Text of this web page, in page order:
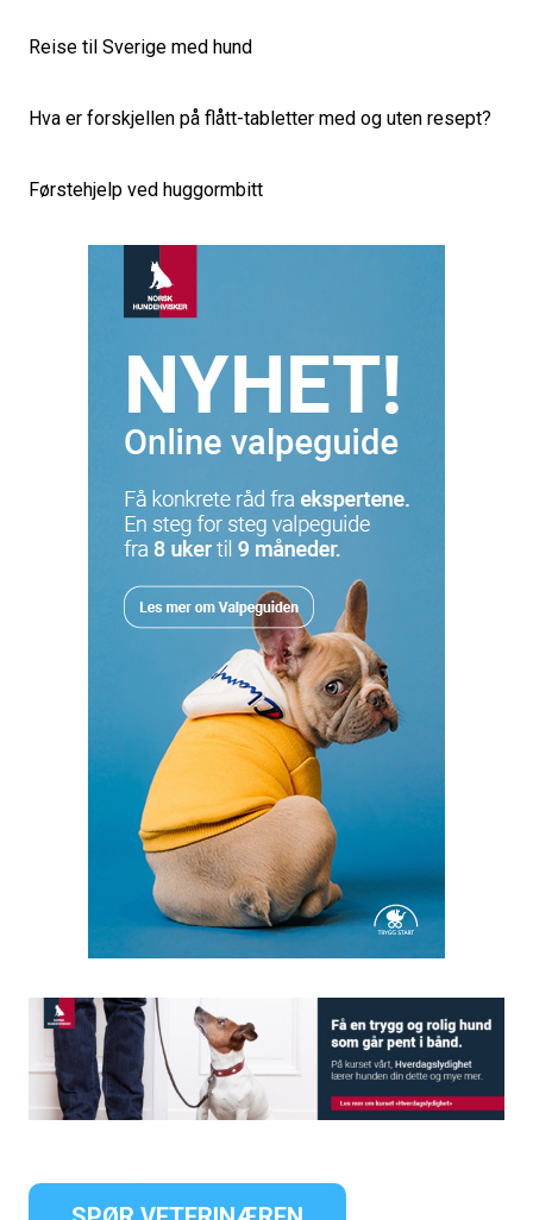
Reise til Sverige med hund
Hva er forskjellen på flått-tabletter med og uten resept?
Førstehjelp ved huggormbitt